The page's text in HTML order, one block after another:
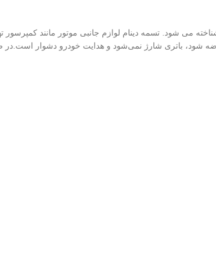
می شود. تسمه دینام لوازم جانبی موتور مانند